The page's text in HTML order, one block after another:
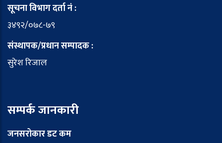
सूचना विभाग दर्ता नं :
३४९२/०७८-७९
संस्थापक/प्रधान सम्पादक :
सुरेश रिजाल
सम्पर्क जानकारी
जनसरोकार डट कम